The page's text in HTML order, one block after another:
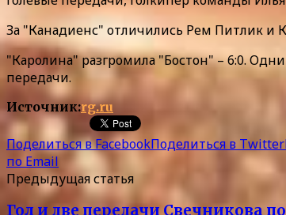
За "Канадиенс" отличились Рем Питлик и
"Каролина" разгромила "Бостон" – 6:0.
передачи.
Источник:rg.ru
Поделиться в FacebookПоделиться в Twitter
по Email
Предыдущая статья
Гол и две передачи Свечникова